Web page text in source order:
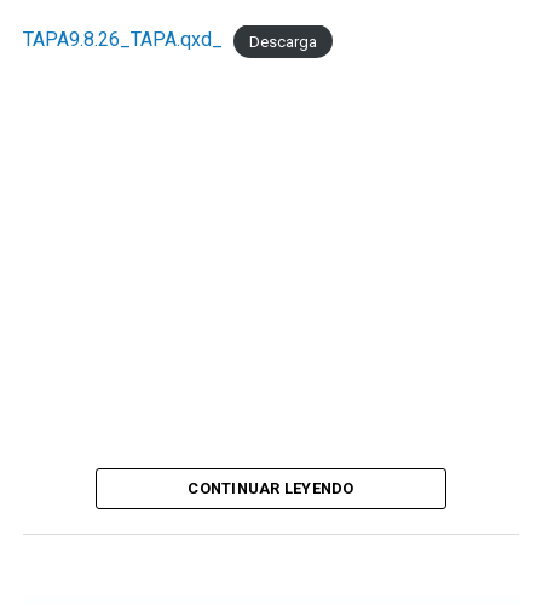
TAPA9.8.26_TAPA.qxd_ Descarga
CONTINUAR LEYENDO